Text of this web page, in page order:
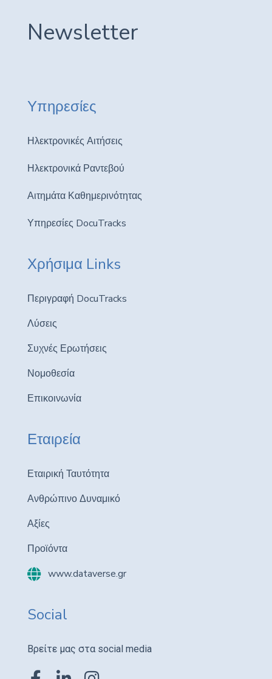
Newsletter
Υπηρεσίες
Ηλεκτρονικές Αιτήσεις
Ηλεκτρονικά Ραντεβού
Αιτημάτα Καθημερινότητας
Υπηρεσίες DocuTracks
Χρήσιμα Links
Περιγραφή DocuTracks
Λύσεις
Συχνές Ερωτήσεις
Νομοθεσία
Επικοινωνία
Εταιρεία
Εταιρική Ταυτότητα
Ανθρώπινο Δυναμικό
Αξίες
Προϊόντα
www.dataverse.gr
Social
Βρείτε μας στα social media